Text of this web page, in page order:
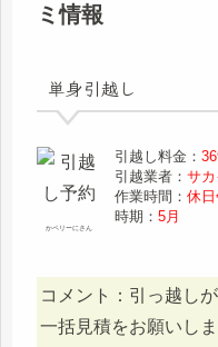
ミ情報
単身引越し
かペリーにさん
引越し料金：
引越業者：サ
作業時間：休
時期：5月
コメント：引っ越し
一括見積をお願いしま